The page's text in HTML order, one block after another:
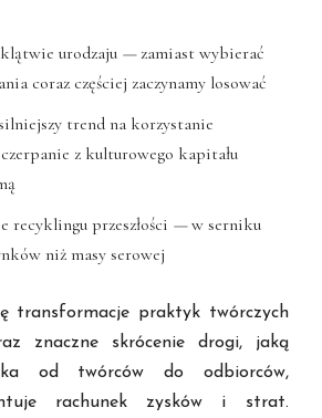
urodzaju —zamiast wybierać
coraz częściej zaczynamy losować
trend na korzystanie
z kulturowego kapitału
recyklingu przeszłości —w serniku
niż masy serowej
transformacje praktyk twórczych
znaczne skrócenie drogi, jaką
od twórców do odbiorców,
rachunek zysków i strat.